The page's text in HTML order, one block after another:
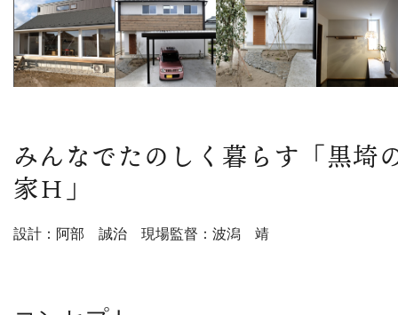
みんなでたのしく暮らす「黒埼
家Ｈ」
設計：阿部 誠治 現場監督：波潟 靖